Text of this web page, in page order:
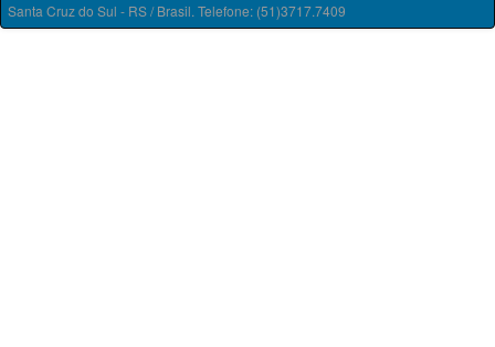
Santa Cruz do Sul - RS / Brasil. Telefone: (51)3717.7409